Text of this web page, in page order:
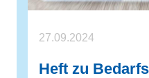
27.09.2024
Heft zu